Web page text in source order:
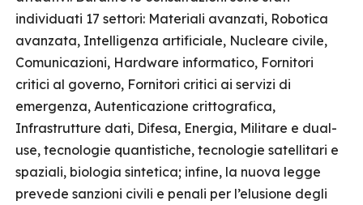
individuati 17 settori: Materiali avanzati, Robotica
avanzata, Intelligenza artificiale, Nucleare civile,
Comunicazioni, Hardware informatico, Fornitori
critici al governo, Fornitori critici ai servizi di
emergenza, Autenticazione crittografica,
Infrastrutture dati, Difesa, Energia, Militare e dual-
use, tecnologie quantistiche, tecnologie satellitari e
spaziali, biologia sintetica; infine, la nuova legge
prevede sanzioni civili e penali per l’elusione degli